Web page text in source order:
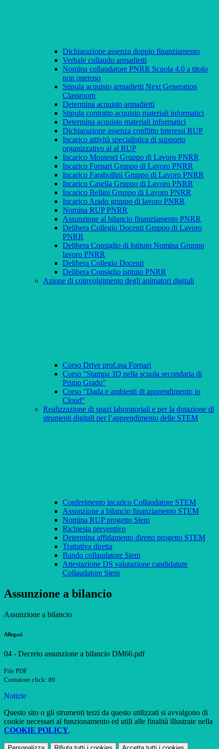
Dichiarazione assenza doppio finanziamento
Verbale collaudo armadietti
Nomina collaudatore PNRR Scuola 4.0 a titolo
non oneroso
Stipula acquisto armadietti Next Generation
Classroom
Determina acquisto armadietti
Stipula contratto acquisto materiali informatici
Determina acquisto materiali informatici
Dichiarazione assenza conflitto interessi RUP
Incarico attività specialistica di supporto
organizzativo al al RUP
Incarico Montesel Gruppo di Lavoro PNRR
Incarico Fornari Gruppo di Lavoro PNRR
Incarico Farabollini Gruppo di Lavoro PNRR
Incarico Casella Gruppo di Lavoro PNRR
Incarico Bellini Gruppo di Lavoro PNRR
Incarico Arado gruppo di lavoro PNRR
Nomina RUP PNRR
Assunzione al bilancio finanziamento PNRR
Delibera Collegio Docenti Gruppo di Lavoro
PNRR
Delibera Consiglio di Istituto Nomina Gruppo
lavoro PNRR
Delibera Collegio Docenti
Delibera Consiglio istituto PNRR
Azione di coinvolgimento degli animatori digitali
Corso Drive prof.ssa Fornari
Corso "Stampa 3D nella scuola secondaria di
Primo Grado"
Corso "Dada e ambienti di apprendimento in
Cloud"
Realizzazione di spazi laboratoriali e per la dotazione di
strumenti digitali per l’apprendimento delle STEM
Conferimento incarico Collaudatore STEM
Assunzione a bilancio finanziamento STEM
Nomina RUP progetto Stem
Richiesta preventivo
Determina affidamento diretto progetto STEM
Trattativa diretta
Bando collaudatore Stem
Attestazione DS valutazione candidature
Collaudatore Stem
Assunzione a bilancio
Assunzione a bilancio
Allegati
04 - Decreto assunzione a bilancio DM66.pdf
File PDF
Contatore click: 89
Notizie
Questo sito o gli strumenti terzi da questo utilizzati si avvalgono di
cookie necessari al funzionamento ed utili alle finalità illustrate nella
COOKIE POLICY.